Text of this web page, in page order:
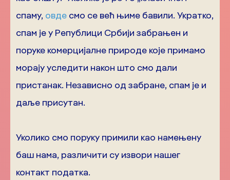
спаму, овде смо се већ њиме бавили. Укратко,
спам је у Републици Србији забрањен и
поруке комерцијалне природе које примамо
морају уследити након што смо дали
пристанак. Независно од забране, спам је и
даље присутан.
Уколико смо поруку примили као намењену
баш нама, различити су извори нашег
контакт податка.